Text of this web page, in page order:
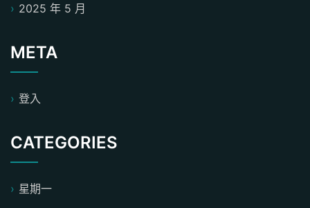
2025 年 5 月
META
登入
CATEGORIES
星期一